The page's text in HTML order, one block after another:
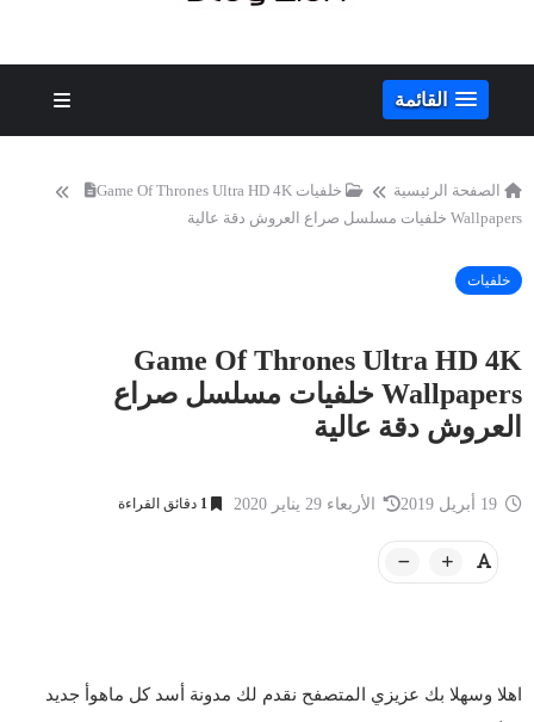
القائمة
الصفحة الرئيسية خلفيات Game Of Thrones Ultra HD 4K
Wallpapers خلفيات مسلسل صراع العروش دقة عالية
خلفيات
Game Of Thrones Ultra HD 4K
Wallpapers خلفيات مسلسل صراع
العروش دقة عالية
الأربعاء 29 يناير 2020 1 دقائق القراءة
اهلا وسهلا بك عزيزي المتصفح نقدم لك مدونة أسد كل ماهوأ جديد